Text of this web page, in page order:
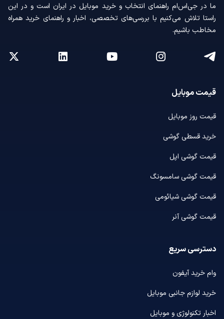
ما در جی‌اس‌ام راهنمای انتخاب و خرید موبایل در ایران است و در این
راستا تلاش می‌کنیم با بررسی‌های تخصصی، اخبار و راهنمای خرید همراه
مخاطب باشیم.
قیمت موبایل
قیمت روز موبایل
خرید قسطی گوشی
قیمت گوشی اپل
قیمت گوشی سامسونگ
قیمت گوشی شیائومی
قیمت گوشی آنر
دسترسی سریع
وام خرید آیفون
خرید لوازم جانبی موبایل
اخبار تکنولوژی و موبایل